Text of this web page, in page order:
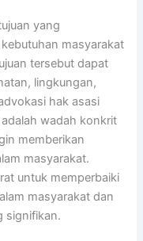
yang
masyarakat
tersebut dapat
lingkungan,
hak asasi
wadah konkrit
memberikan
masyarakat.
untuk memperbaiki
masyarakat dan
signifikan.